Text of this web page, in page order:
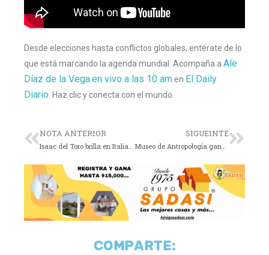
Desde elecciones hasta conflictos globales, entérate de lo
que está marcando la agenda mundial. Acompaña a Ale
Díaz de la Vegaen vivo a las 10 amen El Daily
Diario . Haz clic y conecta con el mundo.
NOTA ANTERIOR SIGUEINTE
COMPARTE: